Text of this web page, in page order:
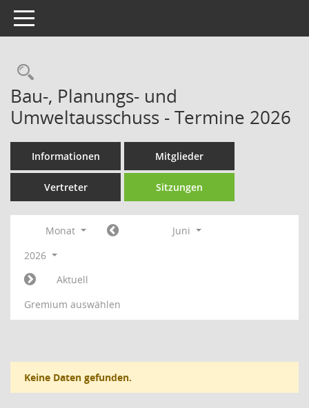
Toggle navigation
Rechercheauswahl
Bau-, Planungs- und
Umweltausschuss - Termine 2026
Informationen Mitglieder
Vertreter Sitzungen
Monat
Juni
2026
Aktuell
Gremium auswählen
Keine Daten gefunden.